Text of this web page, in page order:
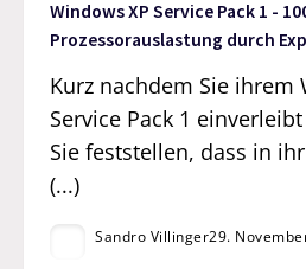
Windows XP Service Pack 1 -
Prozessorauslastung durch
Kurz nachdem Sie ihrem
Service Pack 1
Sie feststellen, dass in
(...)
Sandro Villinger29.